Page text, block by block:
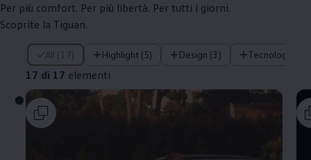
Per più comfort. Per più libertà. Per tutti i giorni.
Scoprite la Tiguan.
All (17) Highlight (5) Design (3) Tecnologia (1)
17 di 17 elementi
17 di 17 elementi